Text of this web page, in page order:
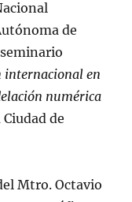
de
internacional en
numérica
Ciudad de
Mtro. Octavio